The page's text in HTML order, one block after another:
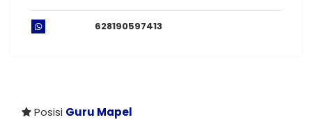
628190597413
Posisi Guru Mapel